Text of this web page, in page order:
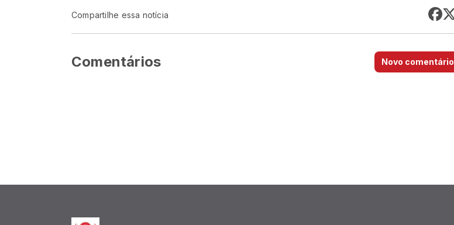
Compartilhe essa notícia
Comentários Novo comentário